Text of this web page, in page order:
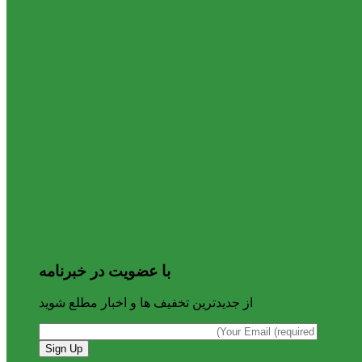
با عضویت در خبرنامه
از جدیدترین تخفیف ها و اخبار مطلع شوید